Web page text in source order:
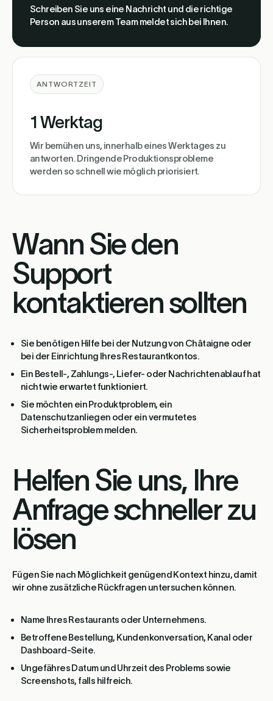
Schreiben Sie uns eine Nachricht und die richtige
Person aus unserem Team meldet sich bei Ihnen.
ANTWORTZEIT
1 Werktag
Wir bemühen uns, innerhalb eines Werktages zu
antworten. Dringende Produktionsprobleme
werden so schnell wie möglich priorisiert.
Wann Sie den
Support
kontaktieren sollten
Sie benötigen Hilfe bei der Nutzung von Châtaigne oder
bei der Einrichtung Ihres Restaurantkontos.
Ein Bestell-, Zahlungs-, Liefer- oder Nachrichtenablauf hat
nicht wie erwartet funktioniert.
Sie möchten ein Produktproblem, ein
Datenschutzanliegen oder ein vermutetes
Sicherheitsproblem melden.
Helfen Sie uns, Ihre
Anfrage schneller zu
lösen
Fügen Sie nach Möglichkeit genügend Kontext hinzu, damit
wir ohne zusätzliche Rückfragen untersuchen können.
Name Ihres Restaurants oder Unternehmens.
Betroffene Bestellung, Kundenkonversation, Kanal oder
Dashboard-Seite.
Ungefähres Datum und Uhrzeit des Problems sowie
Screenshots, falls hilfreich.